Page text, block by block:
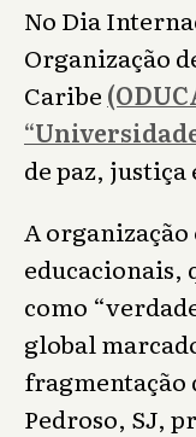
No Dia
Organização
Caribe
de paz,
A
educacionais,
como
global
fragmentação
Pedroso, SJ,